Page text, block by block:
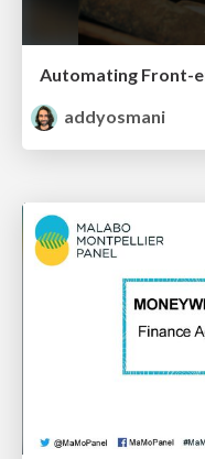
Automating Front-
addyosmani